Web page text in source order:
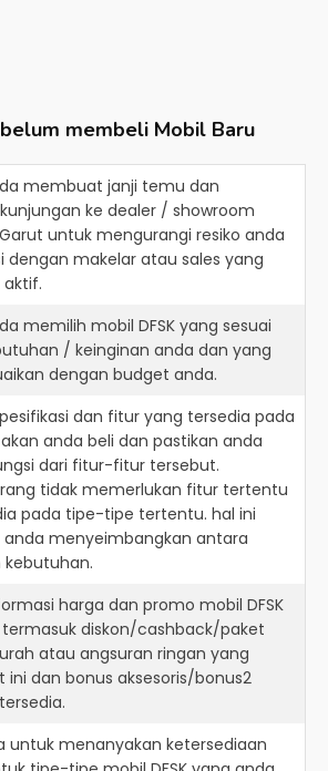
membeli Mobil Baru
membuat janji temu dan
ke dealer / showroom
untuk mengurangi resiko anda
dengan makelar atau sales yang
memilih mobil DFSK yang sesuai
/ keinginan anda dan yang
dengan budget anda.
dan fitur yang tersedia pada
anda beli dan pastikan anda
dari fitur-fitur tersebut.
tidak memerlukan fitur tertentu
pada tipe-tipe tertentu. hal ini
menyeimbangkan antara
harga dan promo mobil DFSK
diskon/cashback/paket
atau angsuran ringan yang
ini dan bonus aksesoris/bonus2
untuk menanyakan ketersediaan